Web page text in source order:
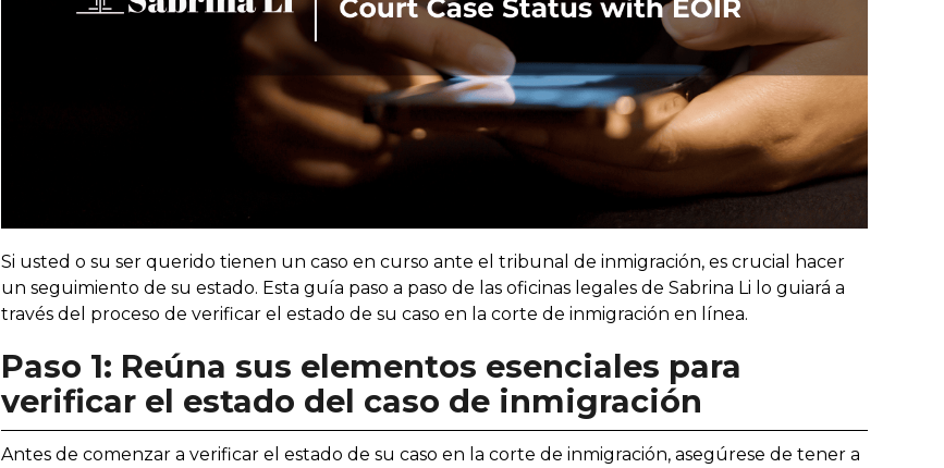
Si usted o su ser querido tienen un caso en curso ante el tribunal de inmigración, es crucial hacer
un seguimiento de su estado. Esta guía paso a paso de las oficinas legales de Sabrina Li lo guiará a
través del proceso de verificar el estado de su caso en la corte de inmigración en línea.
Paso 1: Reúna sus elementos esenciales para
verificar el estado del caso de inmigración
Antes de comenzar a verificar el estado de su caso en la corte de inmigración, asegúrese de tener a